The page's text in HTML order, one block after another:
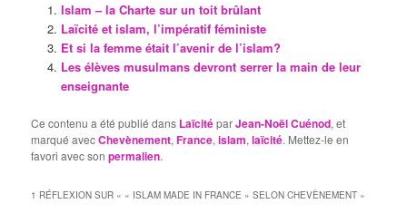
Islam – la Charte sur un toit brûlant
Laïcité et islam, l’impératif féministe
Et si la femme était l’avenir de l’islam?
Les élèves musulmans devront serrer la main de leur
enseignante
Ce contenu a été publié dans LaïcitéparJean-Noël Cuénod, et
marqué avecChevènement,France,islam,laïcité. Mettez-le en
favori avec sonpermalien.
1 RÉFLEXION SUR « « ISLAM MADE IN FRANCE » SELON CHEVÈNEMENT »